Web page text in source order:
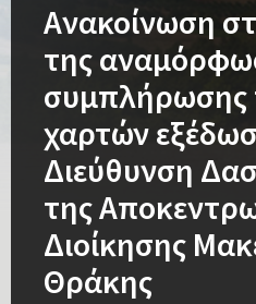
Ανακοίνωση
της
συμπλήρωσης
χαρτών
Διεύθυνση
της
Διοίκησης
Θράκης